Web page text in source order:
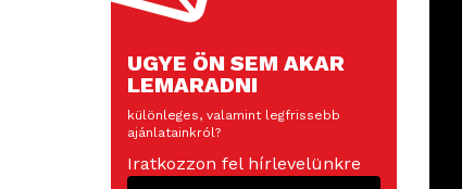
UGYE ÖN SEM AKAR
LEMARADNI
különleges, valamint legfrissebb
ajánlatainkról?
Iratkozzon fel hírlevelünkre